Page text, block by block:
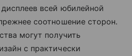
всей юбилейной
соотношение сторон.
могут получить
с практически